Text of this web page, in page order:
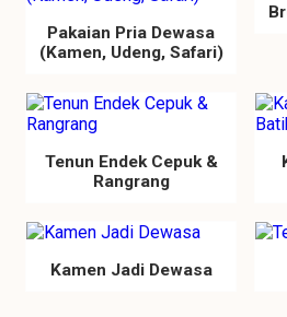
Pakaian Pria Dewasa
(Kamen, Udeng, Safari)
Tenun Endek Cepuk &
Rangrang
Kamen Jadi Dewasa